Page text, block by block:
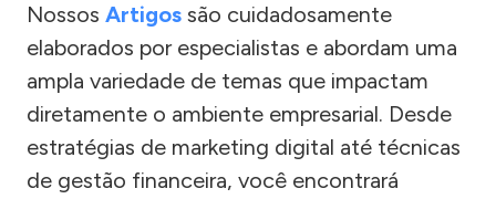
Nossos Artigos são cuidadosamente
elaborados por especialistas e abordam uma
ampla variedade de temas que impactam
diretamente o ambiente empresarial. Desde
estratégias de marketing digital até técnicas
de gestão financeira, você encontrará